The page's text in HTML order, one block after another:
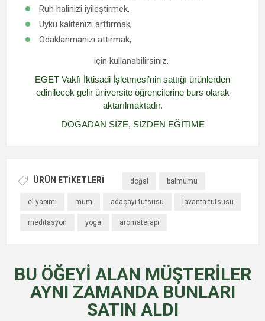
Ruh halinizi iyileştirmek,
Uyku kalitenizi arttırmak,
Odaklanmanızı attırmak,
için kullanabilirsiniz.
EGET Vakfı İktisadi İşletmesi’nin sattığı ürünlerden
edinilecek gelir üniversite öğrencilerine burs olarak
aktarılmaktadır.
DOĞADAN SİZE, SİZDEN EĞİTİME
ÜRÜN ETIKETLERI doğal balmumu
el yapımı mum adaçayı tütsüsü lavanta tütsüsü
meditasyon yoga aromaterapi
BU ÖĞEYI ALAN MÜŞTERILER
AYNI ZAMANDA BUNLARI
SATIN ALDI